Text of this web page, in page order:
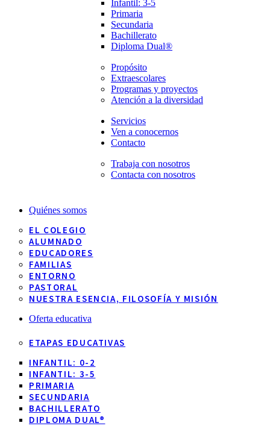
Infantil: 3-5
Primaria
Secundaria
Bachillerato
Diploma Dual®
Propósito
Extraescolares
Programas y proyectos
Atención a la diversidad
Servicios
Ven a conocernos
Contacto
Trabaja con nosotros
Contacta con nosotros
Quiénes somos
EL COLEGIO
ALUMNADO
EDUCADORES
FAMILIAS
ENTORNO
PASTORAL
NUESTRA ESENCIA, FILOSOFÍA Y MISIÓN
Oferta educativa
ETAPAS EDUCATIVAS
INFANTIL: 0-2
INFANTIL: 3-5
PRIMARIA
SECUNDARIA
BACHILLERATO
DIPLOMA DUAL®